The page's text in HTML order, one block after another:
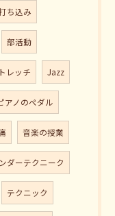
ち込み
部活動
レッチ Jazz
アノのペダル
音楽の授業
ダーテクニーク
テクニック